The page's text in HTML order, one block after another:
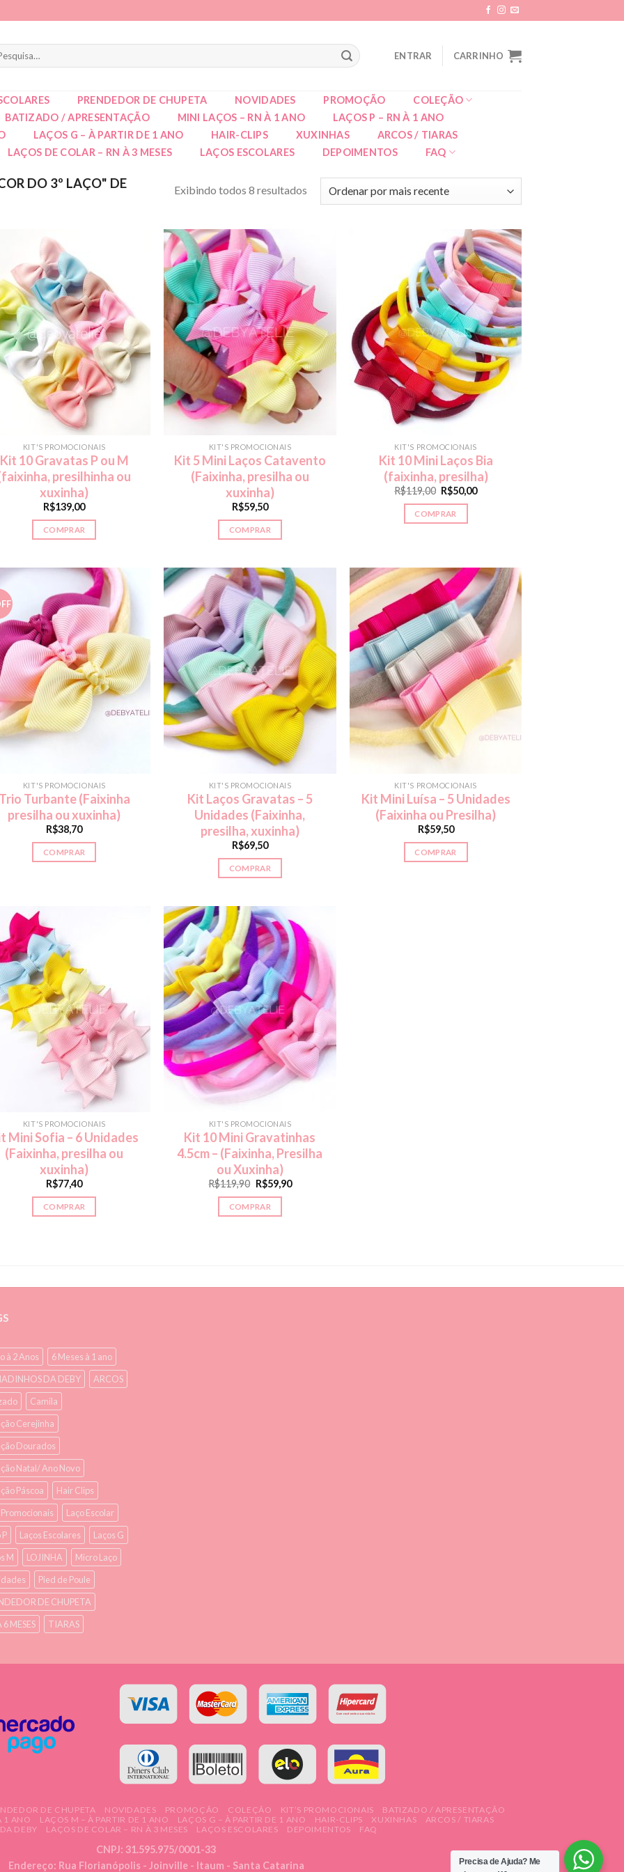
ENTRAR CARRINHO
PRENDEDOR DE CHUPETA NOVIDADES PROMOÇÃO
COLEÇÃO
BATIZADO / APRESENTAÇÃO
MINI LAÇOS – RN À 1 ANO
LAÇOS P – RN À 1 ANO
LAÇOS G – À PARTIR DE 1 ANO HAIR-CLIPS XUXINHAS
ARCOS / TIARAS
LAÇOS DE COLAR – RN À 3 MESES
LAÇOS ESCOLARES DEPOIMENTOS FAQ
DO 3º LAÇO" DE Exibindo todos 8 resultados
KIT'S PROMOCIONAIS
Kit 10 Gravatas P ou M
presilhinha ou
xuxinha)
R$139,00
COMPRAR
KIT'S PROMOCIONAIS
Kit 5 Mini Laços Catavento
(Faixinha, presilha ou
xuxinha)
R$59,50
COMPRAR
KIT'S PROMOCIONAIS
Kit 10 Mini Laços Bia
(faixinha, presilha)
R$119,00 R$50,00
COMPRAR
KIT'S PROMOCIONAIS
Turbante (Faixinha
presilha ou xuxinha)
R$38,70
COMPRAR
KIT'S PROMOCIONAIS
Kit Laços Gravatas – 5
Unidades (Faixinha,
presilha, xuxinha)
R$69,50
COMPRAR
KIT'S PROMOCIONAIS
Kit Mini Luísa – 5 Unidades
(Faixinha ou Presilha)
R$59,50
COMPRAR
KIT'S PROMOCIONAIS
Mini Sofia – 6 Unidades
(Faixinha, presilha ou
xuxinha)
R$77,40
COMPRAR
KIT'S PROMOCIONAIS
Kit 10 Mini Gravatinhas
4.5cm – (Faixinha, Presilha
ou Xuxinha)
R$119,90 R$59,90
COMPRAR
à 2 Anos
6 Meses à 1 ano
DA DEBY
ARCOS
Camila
Cerejinha
Dourados
Natal/ Ano Novo
Páscoa
Hair Clips
Laço Escolar
P
Laços Escolares
Laços G
M
LOJINHA
Micro Laço
Pied de Poule
DE CHUPETA
6 MESES
TIARAS
DE CHUPETA NOVIDADES PROMOÇÃO COLEÇÃO KIT’S PROMOCIONAIS
BATIZADO / APRESENTAÇÃO
1 ANO
LAÇOS M – À PARTIR DE 1 ANO LAÇOS G – À PARTIR DE 1 ANO HAIR-CLIPS XUXINHAS
ARCOS / TIARAS
DEBY
LAÇOS DE COLAR – RN À 3 MESES LAÇOS ESCOLARES DEPOIMENTOS FAQ
CNPJ: 31.595.975/0001-33
Endereço: Rua Florianópolis - Joinville - Itaum - Santa Catarina
Precisa de Ajuda? Me